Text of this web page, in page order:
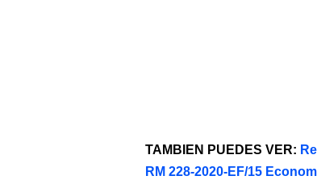
TAMBIEN PUEDES VER:
RM 228-2020-EF/15